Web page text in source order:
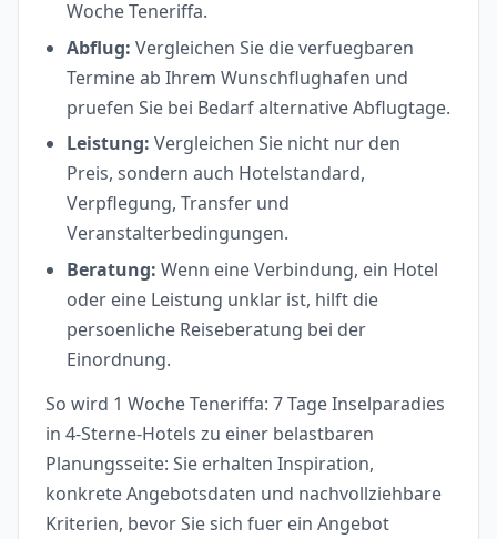
Woche Teneriffa.
Abflug: Vergleichen Sie die verfuegbaren
Termine ab Ihrem Wunschflughafen und
pruefen Sie bei Bedarf alternative Abflugtage.
Leistung: Vergleichen Sie nicht nur den
Preis, sondern auch Hotelstandard,
Verpflegung, Transfer und
Veranstalterbedingungen.
Beratung: Wenn eine Verbindung, ein Hotel
oder eine Leistung unklar ist, hilft die
persoenliche Reiseberatung bei der
Einordnung.
So wird 1 Woche Teneriffa: 7 Tage Inselparadies
in 4-Sterne-Hotels zu einer belastbaren
Planungsseite: Sie erhalten Inspiration,
konkrete Angebotsdaten und nachvollziehbare
Kriterien, bevor Sie sich fuer ein Angebot